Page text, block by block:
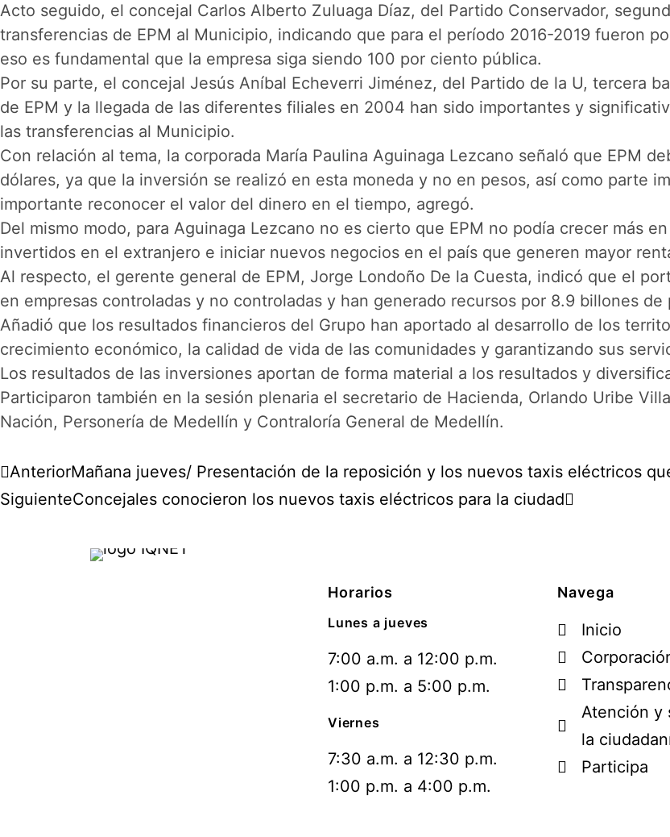
Acto seguido, el concejal Carlos Alberto Zuluaga Díaz, del Partido Conservador,
transferencias de EPM al Municipio, indicando que para el período 2016-2019 fueron
eso es fundamental que la empresa siga siendo 100 por ciento pública.
Por su parte, el concejal Jesús Aníbal Echeverri Jiménez, del Partido de la U, tercera
de EPM y la llegada de las diferentes filiales en 2004 han sido importantes y
las transferencias al Municipio.
Con relación al tema, la corporada María Paulina Aguinaga Lezcano señaló que EPM
dólares, ya que la inversión se realizó en esta moneda y no en pesos, así como parte
importante reconocer el valor del dinero en el tiempo, agregó.
Del mismo modo, para Aguinaga Lezcano no es cierto que EPM no podía crecer más
invertidos en el extranjero e iniciar nuevos negocios en el país que generen mayor
Al respecto, el gerente general de EPM, Jorge Londoño De la Cuesta, indicó que el
en empresas controladas y no controladas y han generado recursos por 8.9 billones de
Añadió que los resultados financieros del Grupo han aportado al desarrollo de los
crecimiento económico, la calidad de vida de las comunidades y garantizando sus
Los resultados de las inversiones aportan de forma material a los resultados y
Participaron también en la sesión plenaria el secretario de Hacienda, Orlando Uribe
Nación, Personería de Medellín y Contraloría General de Medellín.
AnteriorMañana jueves/ Presentación de la reposición y los nuevos taxis eléctricos
SiguienteConcejales conocieron los nuevos taxis eléctricos para la ciudad
Horarios
Lunes a jueves
7:00 a.m. a 12:00 p.m.
1:00 p.m. a 5:00 p.m.
Viernes
7:30 a.m. a 12:30 p.m.
1:00 p.m. a 4:00 p.m.
Navega
Inicio
Atención y
la
Participa